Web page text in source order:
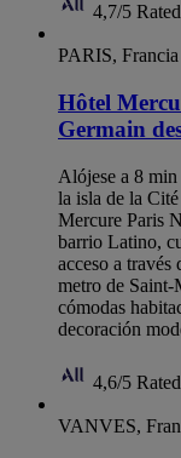
4,7/5
PARIS, Francia
Hôtel
Germain
Alójese a 8 min
la isla de la
Mercure Paris
barrio Latino,
acceso a
metro de
cómodas
decoración
4,6/5
VANVES,